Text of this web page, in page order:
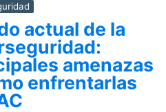
actual de la
amenazas
enfrentarlas